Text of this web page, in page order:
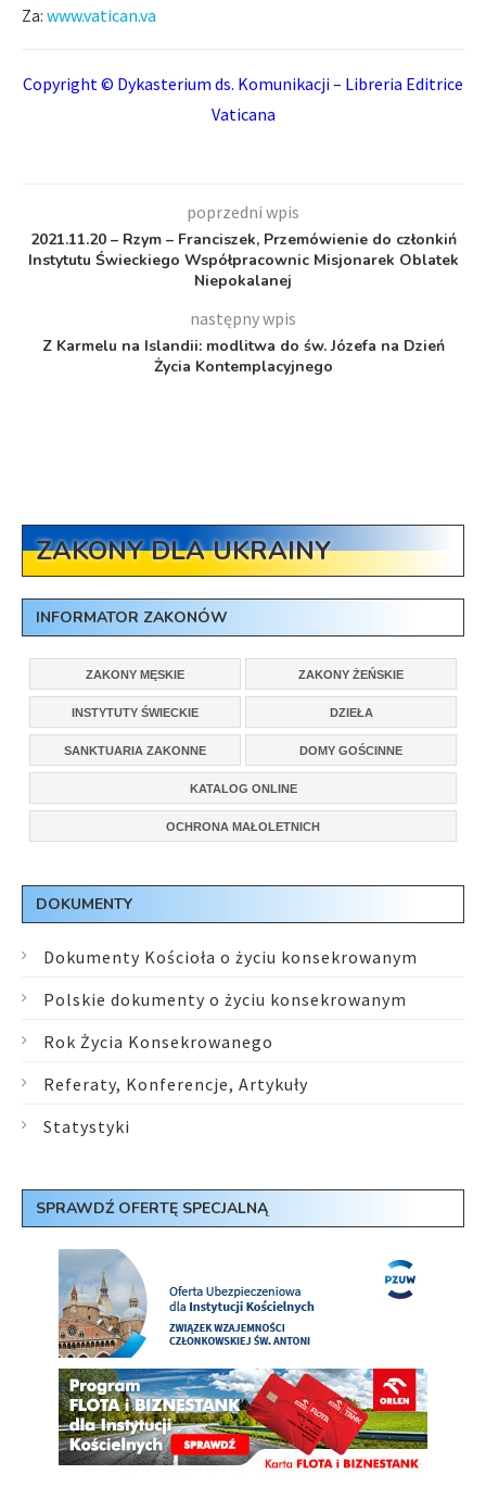
Za: www.vatican.va
Copyright © Dykasterium ds. Komunikacji – Libreria Editrice
Vaticana
poprzedni wpis
2021.11.20 – Rzym – Franciszek, Przemówienie do członkiń
Instytutu Świeckiego Współpracownic Misjonarek Oblatek
Niepokalanej
następny wpis
Z Karmelu na Islandii: modlitwa do św. Józefa na Dzień
Życia Kontemplacyjnego
ZAKONY DLA UKRAINY
INFORMATOR ZAKONÓW
ZAKONY MĘSKIE ZAKONY ŻEŃSKIE
INSTYTUTY ŚWIECKIE DZIEŁA
SANKTUARIA ZAKONNE DOMY GOŚCINNE
KATALOG ONLINE
OCHRONA MAŁOLETNICH
DOKUMENTY
Dokumenty Kościoła o życiu konsekrowanym
Polskie dokumenty o życiu konsekrowanym
Rok Życia Konsekrowanego
Referaty, Konferencje, Artykuły
Statystyki
SPRAWDŹ OFERTĘ SPECJALNĄ